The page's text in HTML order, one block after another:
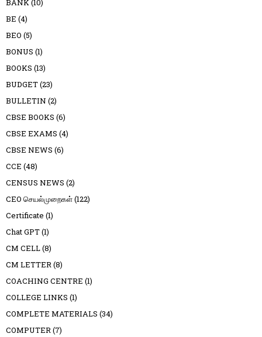
BANK(10)
BE (4)
BEO (5)
BONUS (1)
BOOKS (13)
BUDGET(23)
BULLETIN (2)
CBSE BOOKS (6)
CBSE EXAMS (4)
CBSE NEWS (6)
CCE (48)
CENSUS NEWS (2)
CEO செயல்முறைகள்(122)
Certificate (1)
Chat GPT(1)
CM CELL(8)
CM LETTER(8)
COACHING CENTRE (1)
COLLEGE LINKS (1)
COMPLETE MATERIALS (34)
COMPUTER(7)